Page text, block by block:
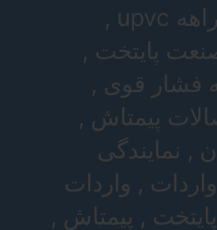
شیر چند راهه upvc ,
پایتخت ,
فشار قوی ,
پیمتاش ,
, نمایندگی
, واردات
, پیمتاش ,